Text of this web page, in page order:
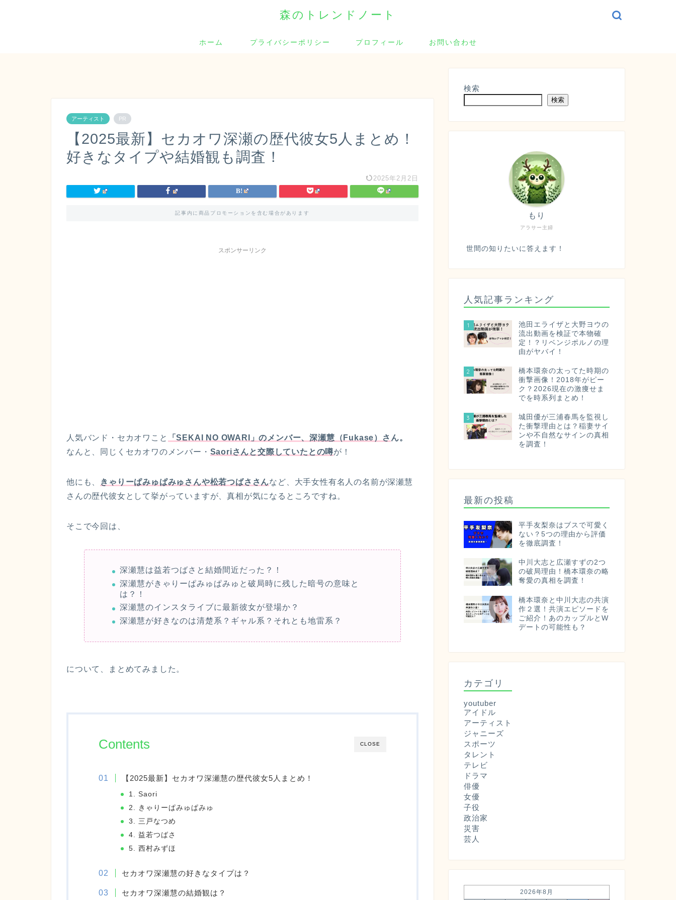
森のトレンドノート
ホーム プライバシーポリシー プロフィール お問い合わせ
アーティスト PR
【2025最新】セカオワ深瀬の歴代彼女5人まとめ！
好きなタイプや結婚観も調査！
2025年2月2日
記事内に商品プロモーションを含む場合があります
スポンサーリンク
人気バンド・セカオワこと 「SEKAI NO OWARI」のメンバー、深瀬慧（Fukase）さ ん。
なんと、同じくセカオワのメンバー・ Saoriさんと交際していたとの噂が！
他にも、 きゃりーぱみゅぱみゅさんや松若つばささんなど、大手女性有名人の名前が深瀬慧
さんの歴代彼女として挙がっていますが、真相が気になるところですね。
そこで今回は、
深瀬慧は益若つばさと結婚間近だった？！
深瀬慧がきゃりーぱみゅぱみゅと破局時に残した暗号の意味と
は？！
深瀬慧のインスタライブに最新彼女が登場か？
深瀬慧が好きなのは清楚系？ギャル系？それとも地雷系？
について、まとめてみました。
CLOSE
Contents
【2025最新】セカオワ深瀬慧の歴代彼女5人まとめ！
1. Saori
2. きゃりーぱみゅぱみゅ
3. 三戸なつめ
4. 益若つばさ
5. 西村みずほ
セカオワ深瀬慧の好きなタイプは？
セカオワ深瀬慧の結婚観は？
検索
検索
アラサー主婦
もり
世間の知りたいに答えます！
人気記事ランキング
1
池田エライザと大野ヨウの
流出動画を検証で本物確
定！？リベンジポルノの理
由がヤバイ！
2
橋本環奈の太ってた時期の
衝撃画像！2018年がピー
ク？2026現在の激痩せま
でを時系列まとめ！
3
城田優が三浦春馬を監視し
た衝撃理由とは？稲妻サイ
ンや不自然なサインの真相
を調査！
最新の投稿
平手友梨奈はブスで可愛く
ない？5つの理由から評価
を徹底調査！
中川大志と広瀬すずの2つ
の破局理由！橋本環奈の略
奪愛の真相を調査！
橋本環奈と中川大志の共演
作２選！共演エピソードを
ご紹介！あのカップルとW
デートの可能性も？
カテゴリ
youtuber
アイドル
アーティスト
ジャニーズ
スポーツ
タレント
テレビ
ドラマ
俳優
女優
子役
政治家
災害
芸人
2026年8月